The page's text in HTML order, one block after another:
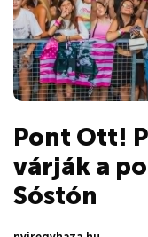
Pont Ott!
várják a
Sóstón